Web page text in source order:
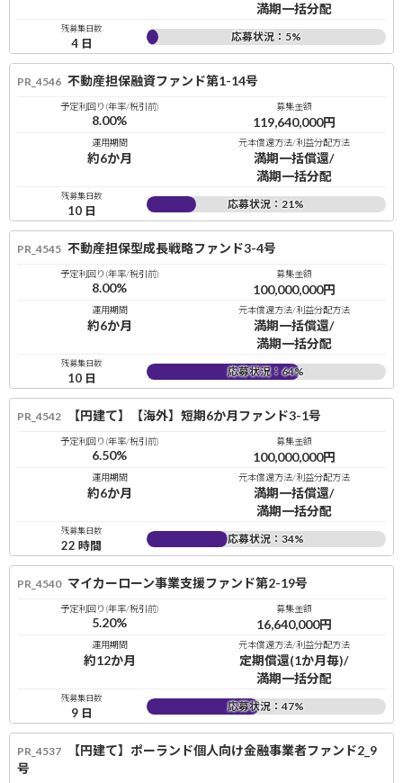
満期一括分配
残募集日数
4 日 応募状況： 5%
PR_4546 不動産担保融資ファンド第1-14号
予定利回り(年率/税引前)
8.00%
募集金額
119,640,000円
運用期間
約6か月
元本償還方法/利益分配方法
満期一括償還/
満期一括分配
残募集日数
10 日 応募状況：21%
PR_4545 不動産担保型成長戦略ファンド3-4号
予定利回り(年率/税引前)
8.00%
募集金額
100,000,000円
運用期間
約6か月
元本償還方法/利益分配方法
満期一括償還/
満期一括分配
残募集日数
10 日 応募状況：64%
PR_4542 【円建て】【海外】短期6か月ファンド3-1号
予定利回り(年率/税引前)
6.50%
募集金額
100,000,000円
運用期間
約6か月
元本償還方法/利益分配方法
満期一括償還/
満期一括分配
残募集日数
22 時間 応募状況：34%
PR_4540 マイカーローン事業支援ファンド第2-19号
予定利回り(年率/税引前)
5.20%
募集金額
16,640,000円
運用期間
約12か月
元本償還方法/利益分配方法
定期償還(1か月毎)/
満期一括分配
残募集日数
9 日 応募状況：47%
PR_4537
【円建て】ポーランド個人向け金融事業者ファンド2_9
号